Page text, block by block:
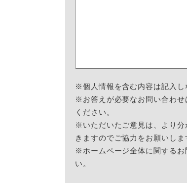
※個人情報を含む内容は記入し
※お答えが必要なお問い合わせ
ください。
※いただいたご意見は、より分
きますのでご協力をお願いしま
※ホームページ全体に関するお
い。